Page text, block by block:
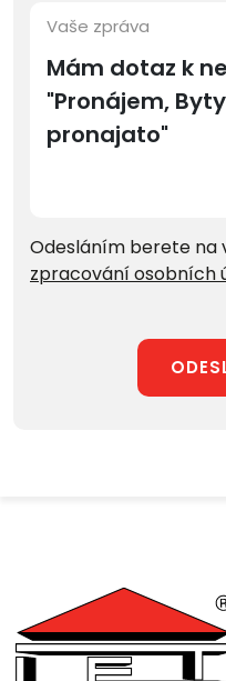
Vaše zpráva
Odesláním berete na
zpracování osobních